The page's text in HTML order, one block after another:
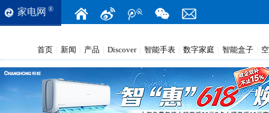
家电网 ®
首页 新闻 产品 Discover 智能手表 数字家庭 智能盒子